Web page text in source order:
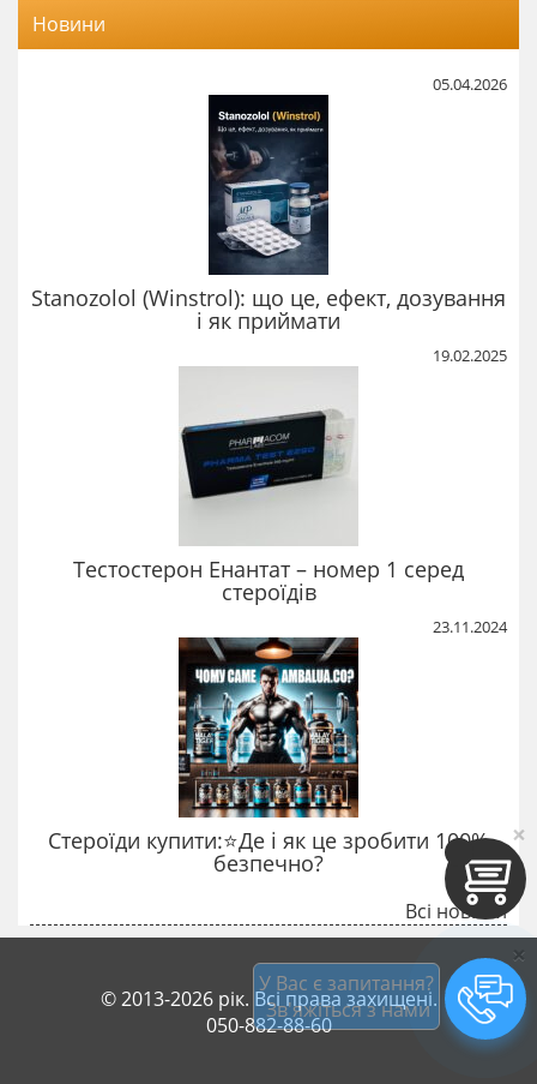
Новини
05.04.2026
Stanozolol (Winstrol): що це, ефект, дозування
і як приймати
19.02.2025
Тестостерон Енантат – номер 1 серед
стероїдів
23.11.2024
Стероїди купити:⭐Де і як це зробити 100%
безпечно?
Всі новини
© 2013-2026 рік. Всі права захищені.
050-882-88-60
×
У Вас є запитання?
Зв'яжіться з нами
×